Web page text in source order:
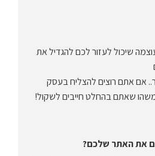
שיכול לעזור לכם להגדיל את
אם אתם רוצים להצליח בעסק
שאתם בהחלט חייבים לשקול!
את האתר שלכם?